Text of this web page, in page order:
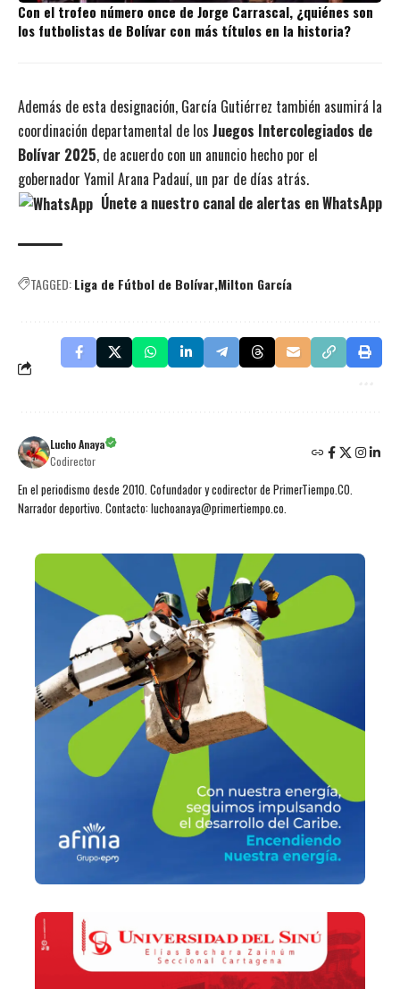
Con el trofeo número once de Jorge Carrascal, ¿quiénes son
los futbolistas de Bolívar con más títulos en la historia?
Además de esta designación, García Gutiérrez también asumirá la
coordinación departamental de los Juegos Intercolegiados de
Bolívar 2025, de acuerdo con un anuncio hecho por el
gobernador Yamil Arana Padauí, un par de días atrás.
Únete a nuestro canal de alertas en WhatsApp
TAGGED:Liga de Fútbol de Bolívar Milton García
Lucho Anaya
Codirector
En el periodismo desde 2010. Cofundador y codirector de PrimerTiempo.CO.
Narrador deportivo. Contacto: luchoanaya@primertiempo.co.